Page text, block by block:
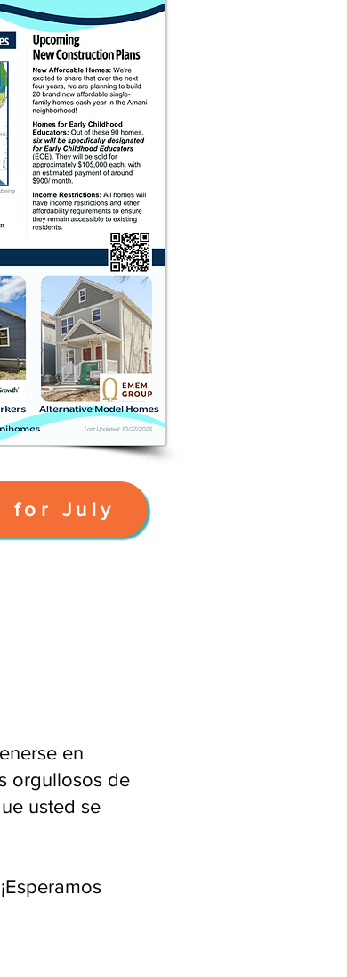
for July
en
orgullosos de
usted se